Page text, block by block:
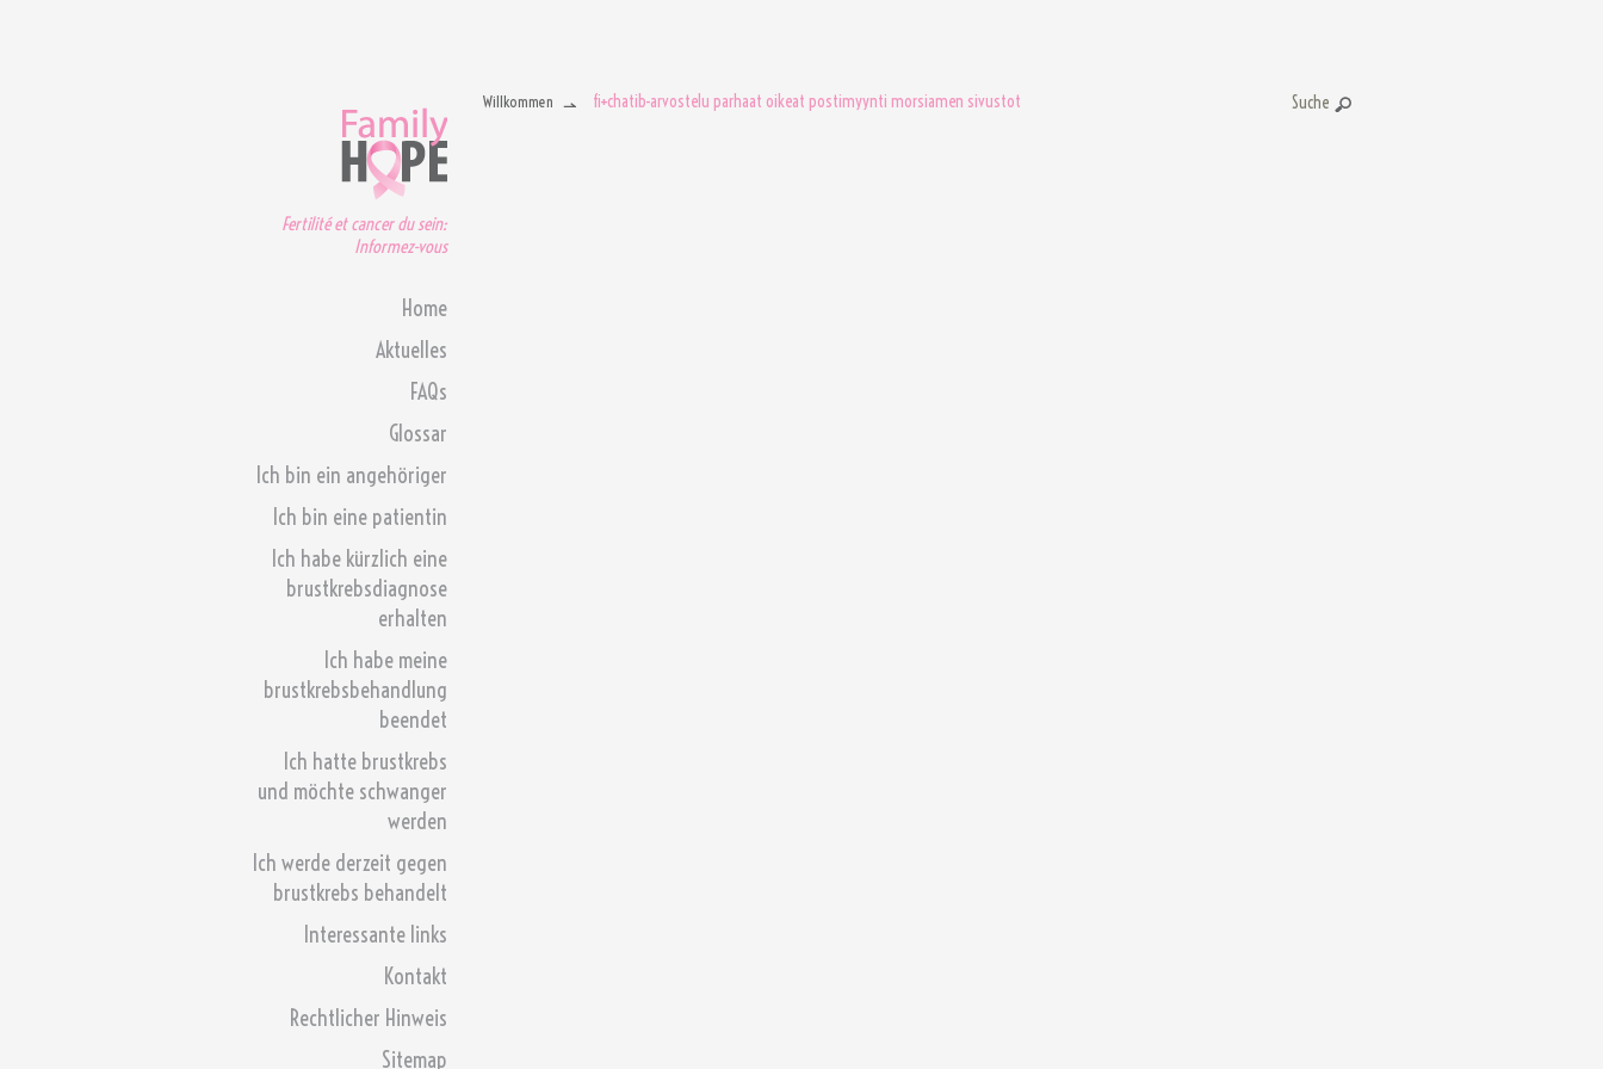
Fertilité et cancer du sein:
Informez-vous
Home
Aktuelles
FAQs
Glossar
Ich bin ein angehöriger
Ich bin eine patientin
Ich habe kürzlich eine
brustkrebsdiagnose
erhalten
Ich habe meine
brustkrebsbehandlung
beendet
Ich hatte brustkrebs
und möchte schwanger
werden
Ich werde derzeit gegen
brustkrebs behandelt
Interessante links
Kontakt
Rechtlicher Hinweis
Sitemap
Willkommen fi+chatib-arvostelu parhaat oikeat postimyynti morsiamen sivustot Suche: